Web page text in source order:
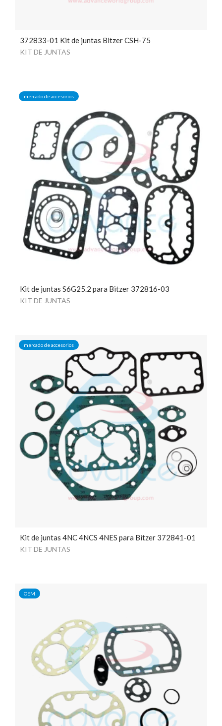
372833-01 Kit de juntas Bitzer CSH-75
KIT DE JUNTAS
mercado de accesorios
Kit de juntas S6G25.2 para Bitzer 372816-03
KIT DE JUNTAS
mercado de accesorios
Kit de juntas 4NC 4NCS 4NES para Bitzer 372841-01
KIT DE JUNTAS
OEM